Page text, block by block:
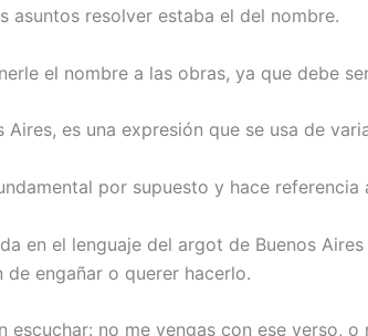
asuntos resolver estaba el del nombre.
el nombre a las obras, ya que debe
Aires, es una expresión que se usa de
por supuesto y hace referencia
en el lenguaje del argot de Buenos
engañar o querer hacerlo.
escuchar: no me vengas con ese verso,